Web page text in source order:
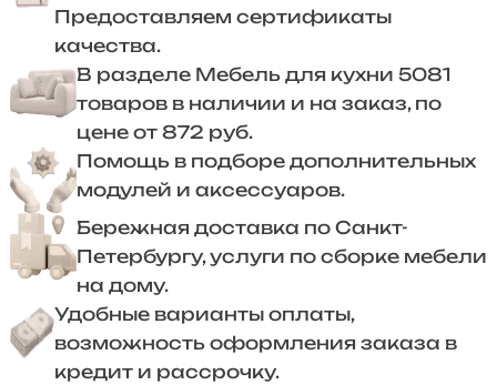
Предоставляем сертификаты
качества.
В разделе Мебель для кухни 5081
товаров в наличии и на заказ, по
цене от 872 руб.
Помощь в подборе дополнительных
модулей и аксессуаров.
Бережная доставка по Санкт-
Петербургу, услуги по сборке мебели
на дому.
Удобные варианты оплаты,
возможность оформления заказа в
кредит и рассрочку.